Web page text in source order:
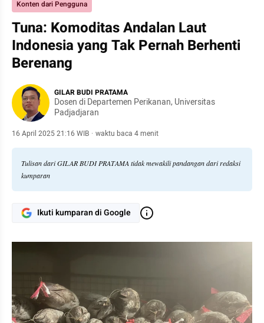
Konten dari Pengguna
Tuna: Komoditas Andalan Laut
Indonesia yang Tak Pernah Berhenti
Berenang
GILAR BUDI PRATAMA
Dosen di Departemen Perikanan, Universitas
Padjadjaran
16 April 2025 21:16 WIB · waktu baca 4 menit
Tulisan dari GILAR BUDI PRATAMA tidak mewakili pandangan dari redaksi
kumparan
Ikuti kumparan di Google